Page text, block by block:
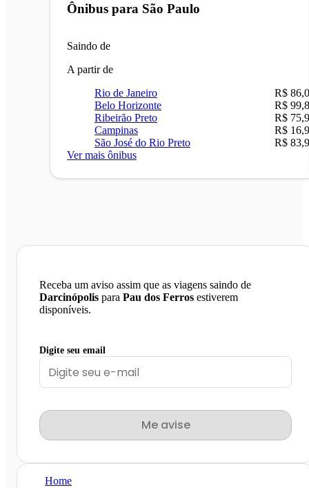
Ônibus para São Paulo
Saindo de
A partir de
Rio de Janeiro
R$
Belo Horizonte
R$
Ribeirão Preto
R$
Campinas
R$
São José do Rio Preto
R$
Ver mais ônibus
Receba um aviso assim que as viagens saindo de
Darcinópolis para Pau dos Ferros estiverem
disponíveis.
Digite seu email
Me avise
Home